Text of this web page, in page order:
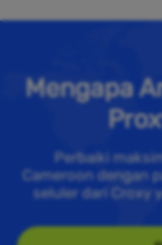
Mengapa
Perbaiki
Cameroon dengan
seluler dari Croxy